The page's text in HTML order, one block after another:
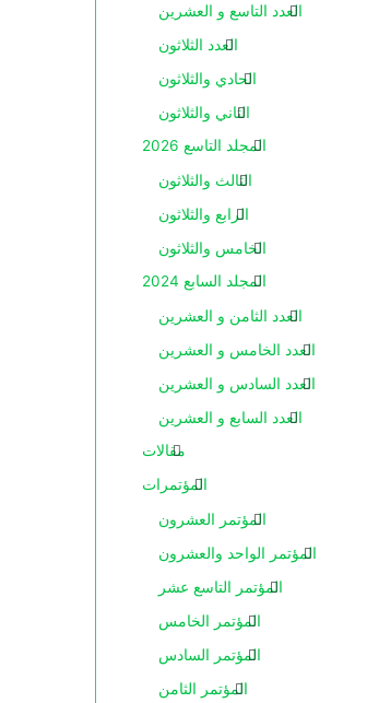
العدد التاسع و العشرين
العدد الثلاثون
الحادي والثلاثون
الثاني والثلاثون
المجلد التاسع 2026
الثالث والثلاثون
الرابع والثلاثون
الخامس والثلاثون
المجلد السابع 2024
العدد الثامن و العشرين
العدد الخامس و العشرين
العدد السادس و العشرين
العدد السابع و العشرين
مقالات
المؤتمرات
المؤتمر العشرون
المؤتمر الواحد والعشرون
المؤتمر التاسع عشر
المؤتمر الخامس
المؤتمر السادس
المؤتمر الثامن